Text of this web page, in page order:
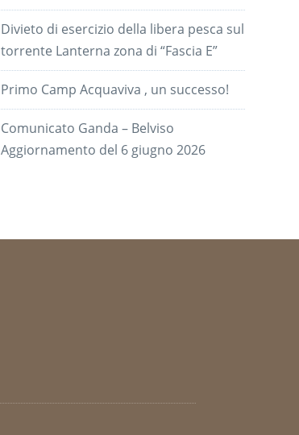
Divieto di esercizio della libera pesca sul
torrente Lanterna zona di “Fascia E”
Primo Camp Acquaviva , un successo!
Comunicato Ganda – Belviso
Aggiornamento del 6 giugno 2026